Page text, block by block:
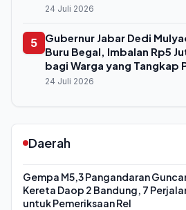
24 Juli 2026
5
Gubernur Jabar Dedi
Buru Begal, Imbalan Rp5
bagi Warga yang Tangkap
24 Juli 2026
Daerah
Gempa M5,3 Pangandaran
Kereta Daop 2 Bandung, 7
untuk Pemeriksaan Rel